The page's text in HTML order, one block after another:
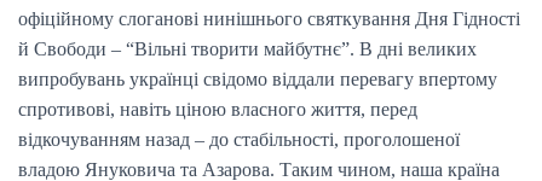
офіційному слоганові нинішнього святкування Дня Гідності
й Свободи – “Вільні творити майбутнє”. В дні великих
випробувань українці свідомо віддали перевагу впертому
спротивові, навіть ціною власного життя, перед
відкочуванням назад – до стабільності, проголошеної
владою Януковича та Азарова. Таким чином, наша країна